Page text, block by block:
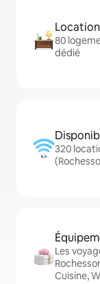
80
dédié
320
Les
Cuisine,